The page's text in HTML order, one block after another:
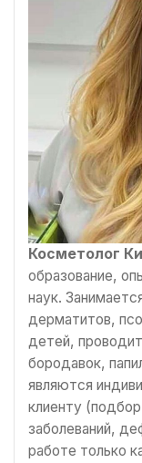
Косметолог
образование,
наук.
дерматитов,
детей,
бородавок,
являются
клиенту
заболеваний,
работе только